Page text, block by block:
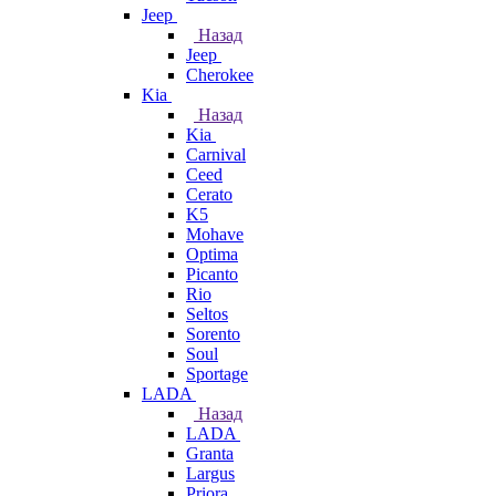
Jeep
Назад
Jeep
Cherokee
Kia
Назад
Kia
Carnival
Ceed
Cerato
K5
Mohave
Optima
Picanto
Rio
Seltos
Sorento
Soul
Sportage
LADA
Назад
LADA
Granta
Largus